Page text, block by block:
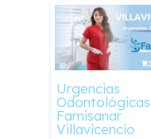
Urgencias
Odontológicas
Famisanar
Villavicencio